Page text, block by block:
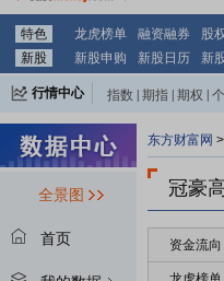
特色 龙虎榜单 融资融券 股
新股
新股申购 新股日历 新
行情中心 指数 期指 期权
全景图
首页
东方财富网 >
冠豪
资金流向